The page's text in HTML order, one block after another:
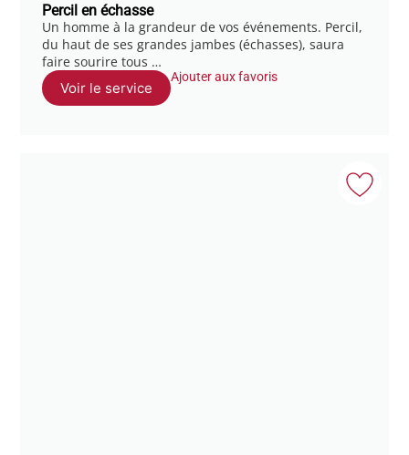
Percil en échasse
Un homme à la grandeur de vos événements. Percil,
du haut de ses grandes jambes (échasses), saura
faire sourire tous …
Voir le service
Ajouter aux favoris